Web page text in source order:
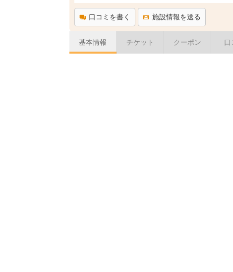
口コミを書く 施設情報を送る
基本情報 チケット クーポン 口